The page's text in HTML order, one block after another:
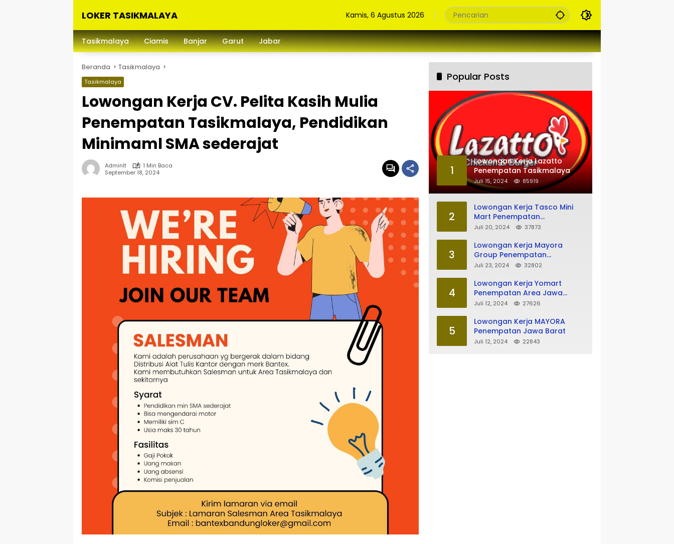
LOKER TASIKMALAYA
Lowongan
Kerja
dan
Sekitarna
Kamis, 6 Agustus 2026
Tasikmalaya Ciamis Banjar Garut Jabar
Beranda Tasikmalaya
Tasikmalaya
Lowongan Kerja CV. Pelita Kasih Mulia
Penempatan Tasikmalaya, Pendidikan
Minimaml SMA sederajat
Adminlt
1 Min Baca
September 18, 2024
Popular Posts
1
Lowongan Kerja Lazatto
Penempatan Tasikmalaya
Juli 15, 2024 85919
2
Lowongan Kerja Tasco Mini
Mart Penempatan
Tasikmalaya
Juli 20, 2024 37873
3
Lowongan Kerja Mayora
Group Penempatan
Tasikmalaya
Juli 23, 2024 32802
4
Lowongan Kerja Yomart
Penempatan Area Jawa
Barat
Juli 12, 2024 27626
5
Lowongan Kerja MAYORA
Penempatan Jawa Barat
Juli 12, 2024 22843